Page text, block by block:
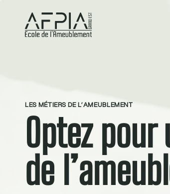
LES MÉTIERS DE L’AMEUBLEMENT
Optez
de